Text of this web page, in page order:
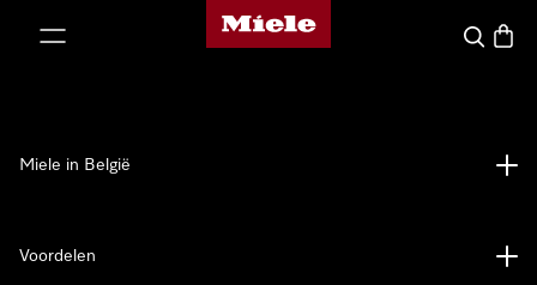
Miele homepage
Wat zoek
Miele in België
Voordelen